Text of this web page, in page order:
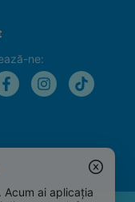
ne:
Acum ai aplicația